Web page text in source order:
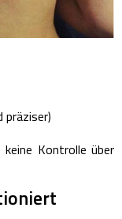
präziser)
Kontrolle über